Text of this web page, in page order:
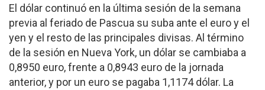
El dólar continuó en la última sesión de la semana
previa al feriado de Pascua su suba ante el euro y el
yen y el resto de las principales divisas. Al término
de la sesión en Nueva York, un dólar se cambiaba a
0,8950 euro, frente a 0,8943 euro de la jornada
anterior, y por un euro se pagaba 1,1174 dólar. La